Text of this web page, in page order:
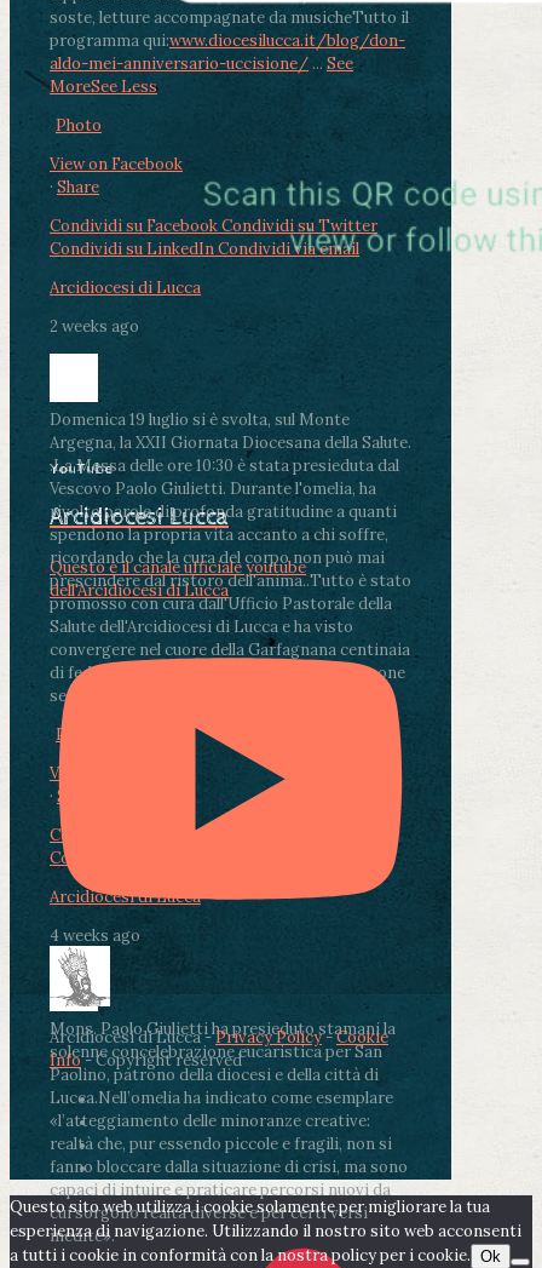
soste, letture accompagnate da musicheTutto il
programma qui:www.diocesilucca.it/blog/don-
aldo-mei-anniversario-uccisione/ ... See
MoreSee Less
Photo
View on Facebook
· Share
Condividi su FacebookCondividi su Twitter
Condividi su LinkedInCondividi via email
Arcidiocesi di Lucca
2 weeks ago
Domenica 19 luglio si è svolta, sul Monte
Argegna, la XXII Giornata Diocesana della Salute.
.La Messa delle ore 10:30 è stata presieduta dal
Vescovo Paolo Giulietti. Durante l'omelia, ha
rivolto parole di profonda gratitudine a quanti
spendono la propria vita accanto a chi soffre,
ricordando che la cura del corpo non può mai
prescindere dal ristoro dell'anima..Tutto è stato
promosso con cura dall'Ufficio Pastorale della
Salute dell'Arcidiocesi di Lucca e ha visto
convergere nel cuore della Garfagnana centinaia
di fedeli, operatori sanitari, volontari e persone
segnate dalla malattia.
Photo
View on Facebook
· Share
Condividi su Facebook
Condividi su LinkedIn
Arcidiocesi di Lucca
4 weeks ago
Mons. Paolo Giulietti ha presieduto stamani la
solenne concelebrazione eucaristica per San
Paolino, patrono della diocesi e della città di
Lucca.Nell’omelia ha indicato come esemplare
«l’atteggiamento delle minoranze creative:
realtà che, pur essendo piccole e fragili, non si
fanno bloccare dalla situazione di crisi, ma sono
capaci di intuire e praticare percorsi nuovi da
cui sorgono realtà diverse e per certi versi
inedite».
YouTube
Arcidiocesi Lucca
Questo è il canale ufficiale youtube
dell'Arcidiocesi di Lucca
Arcidiocesi di Lucca -Privacy Policy-Cookie
Info- Copyright reserved
Questo sito web utilizza i cookie solamente per migliorare la tua
esperienza di navigazione. Utilizzando il nostro sito web acconsenti
a tutti i cookie in conformità con la nostra policy per i cookie. Ok